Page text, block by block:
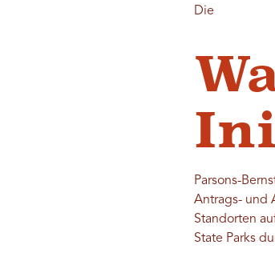
Die
Parsons-
Antrags- und
Standorten
State Parks